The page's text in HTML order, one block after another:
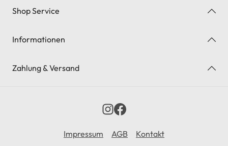
Shop Service
Informationen
Zahlung & Versand
Impressum AGB Kontakt